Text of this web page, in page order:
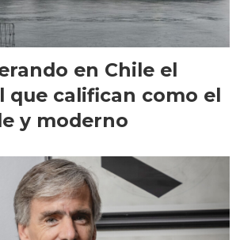
en Chile el
que califican como el
y moderno